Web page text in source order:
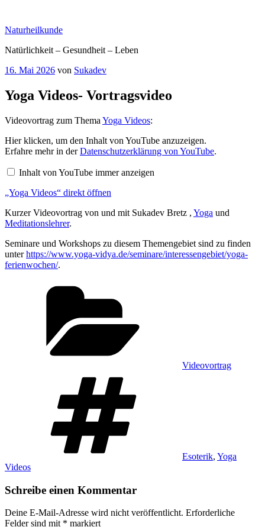
springen
Naturheilkunde
Natürlichkeit – Gesundheit – Leben
Veröffentlicht
16. Mai 2026 von Sukadev
Yoga Videos- Vortragsvideo
Videovortrag zum Thema Yoga Videos:
„Yoga
Videos“
von
anzeigen
Hier klicken, um den Inhalt von YouTube anzuzeigen.
Erfahre mehr in derDatenschutzerklärung von YouTube.
Inhalt von YouTube immer anzeigen
„Yoga Videos“ direkt öffnen
Kurzer Videovortrag von und mit Sukadev Bretz , Yoga und
Meditationslehrer.
Seminare und Workshops zu diesem Themengebiet sind zu finden
unterhttps://www.yoga-vidya.de/seminare/interessengebiet/yoga-
ferienwochen/.
Videovortrag
Esoterik, Yoga
Videos
Schreibe einen Kommentar
Deine E-Mail-Adresse wird nicht veröffentlicht. Erforderliche
Felder sind mit * markiert